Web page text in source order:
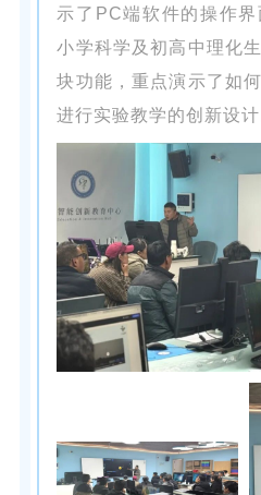
示了PC端软件的操作
小学科学及初高中理化
块功能，重点演示了如
进行实验教学的创新设计